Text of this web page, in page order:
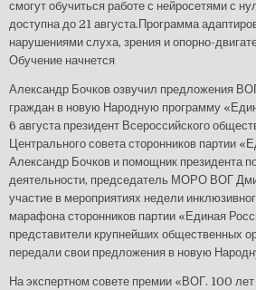
смогут обучиться работе с нейросетями с
доступна до 21 августа.Программа
нарушениями слуха, зрения и опорно-
Обучение начнется
Александр Бочков озвучил предложения
граждан в новую Народную программу
6 августа президент Всероссийского
Центрального совета сторонников партии
Александр Бочков и помощник президента
деятельности, председатель МОРО ВОГ
участие в мероприятиях недели
марафона сторонников партии «Единая
представители крупнейших общественных
передали свои предложения в новую
На экспертном совете премии «ВОГ. 100